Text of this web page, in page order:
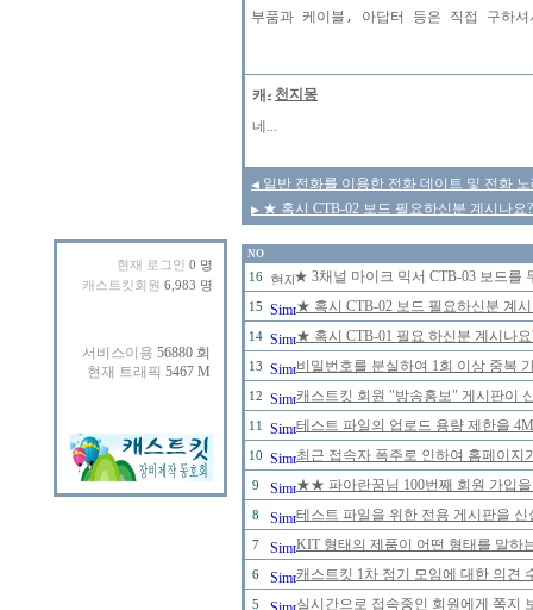
현재 로그인 0 명
캐스트킷회원 6,983 명
천지몽
네...
◀ 일반 전화를 이용한 전화 데이트 및 전화
▶ ★ 혹시 CTB-02 보드 필요하신분 계시나
NO
16 ★ 3채널 마이크 믹서 CTB-03 보드
15 ★ 혹시 CTB-02 보드 필요하신분 계
14 ★ 혹시 CTB-01 필요 하신분 계시나
13 비밀번호를 분실하여 1회 이상 중복
12 캐스트킷 회원 "방송홍보" 게시판이
11 테스트 파일의 업로드 용량 제한을
10 최근 접속자 폭주로 인하여 홈페이지
9 ★★ 파아란꿈님 100번째 회원 가입
8 테스트 파일을 위한 전용 게시판을
7 KIT 형태의 제품이 어떤 형태를 말하
6 캐스트킷 1차 정기 모임에 대한 의견
5 실시간으로 접속중인 회원에게 쪽지